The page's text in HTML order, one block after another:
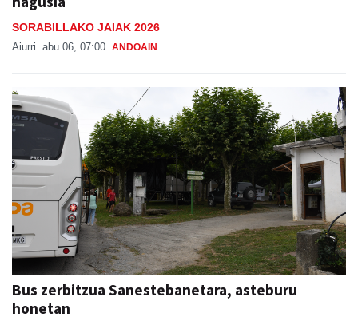
SORABILLAKO JAIAK 2026
Aiurri abu 06, 07:00 ANDOAIN
Bus zerbitzua Sanestebanetara, asteburu
honetan